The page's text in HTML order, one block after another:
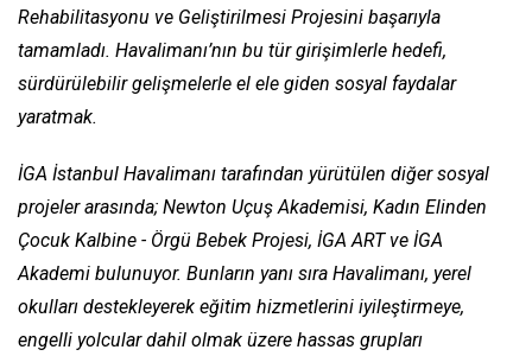
Rehabilitasyonu ve Geliştirilmesi Projesini başarıyla
tamamladı. Havalimanı’nın bu tür girişimlerle hedefi,
sürdürülebilir gelişmelerle el ele giden sosyal faydalar
yaratmak.
İGA İstanbul Havalimanı tarafından yürütülen diğer sosyal
projeler arasında; Newton Uçuş Akademisi, Kadın Elinden
Çocuk Kalbine - Örgü Bebek Projesi, İGA ART ve İGA
Akademi bulunuyor. Bunların yanı sıra Havalimanı, yerel
okulları destekleyerek eğitim hizmetlerini iyileştirmeye,
engelli yolcular dahil olmak üzere hassas grupları